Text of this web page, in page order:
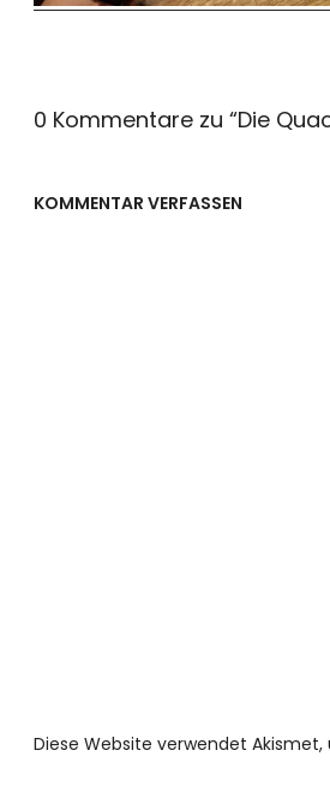
0 Kommentare zu “Die
KOMMENTAR VERFASSEN
Diese Website verwendet